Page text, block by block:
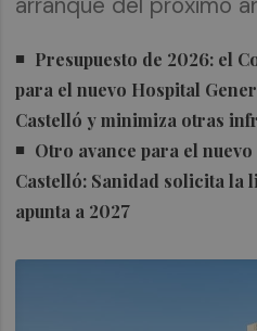
Presupuesto de 2026: el
para el nuevo Hospital
Castelló y minimiza otras
Otro avance para el
Castelló: Sanidad solicita la
apunta a 2027